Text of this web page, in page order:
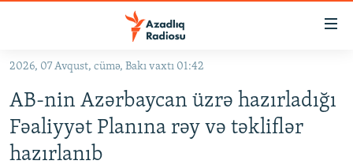
Əsas
qayıt
Əsas
naviqasiyaya
qayıt
KORRUPSIOMETR
2026, 07 Avqust, cümə, Bakı vaxtı 01:42
AB-nin Azərbaycan üzrə hazırladığı
Fəaliyyət Planına rəy və təkliflər
hazırlanıb